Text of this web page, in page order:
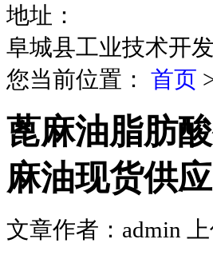
地址：
阜城县工业技术开
您当前位置： 首页
蓖麻油脂肪
麻油现货供应
文章作者：admin